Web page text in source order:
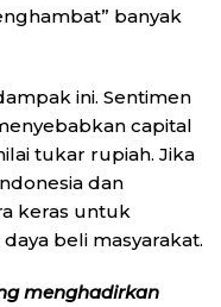
banyak
ini. Sentimen
capital
tukar rupiah. Jika
dan
keras untuk
beli masyarakat.
menghadirkan